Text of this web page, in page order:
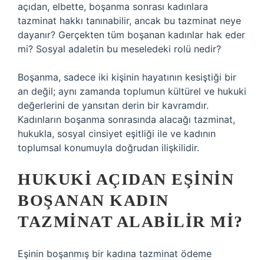
açıdan, elbette, boşanma sonrası kadınlara
tazminat hakkı tanınabilir, ancak bu tazminat neye
dayanır? Gerçekten tüm boşanan kadınlar hak eder
mi? Sosyal adaletin bu meseledeki rolü nedir?
Boşanma, sadece iki kişinin hayatının kesiştiği bir
an değil; aynı zamanda toplumun kültürel ve hukuki
değerlerini de yansıtan derin bir kavramdır.
Kadınların boşanma sonrasında alacağı tazminat,
hukukla, sosyal cinsiyet eşitliği ile ve kadının
toplumsal konumuyla doğrudan ilişkilidir.
HUKUKI AÇIDAN EŞININ
BOŞANAN KADIN
TAZMINAT ALABILIR MI?
Eşinin boşanmış bir kadına tazminat ödeme